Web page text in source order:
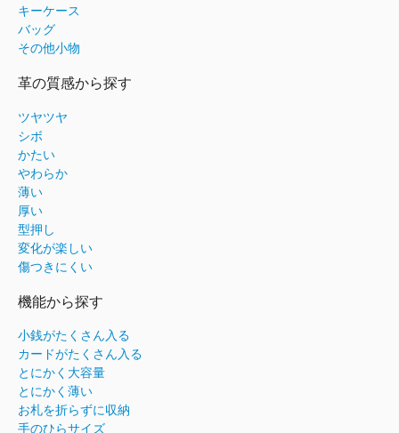
キーケース
バッグ
その他小物
革の質感から探す
ツヤツヤ
シボ
かたい
やわらか
薄い
厚い
型押し
変化が楽しい
傷つきにくい
機能から探す
小銭がたくさん入る
カードがたくさん入る
とにかく大容量
とにかく薄い
お札を折らずに収納
手のひらサイズ